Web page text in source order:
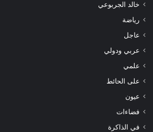
خالد الجربوعي
رياضة
عاجل
عربي ودولي
علمي
على الحائط
عيون
فضاءات
في الذاكرة